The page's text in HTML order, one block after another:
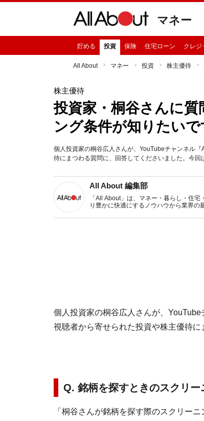
マネー
貯める 投資 保険 住宅ローン クレジ
All About マネー 投資 株主優待
株主優待
投資家・桐谷さんに
ング条件が知りたいで
個人投資家の桐谷広人さんが、YouTubeチャンネル
待にまつわる質問に、回答してくださいました。今回
All About 編集部
「All About」は、マネー・暮らし・住
り豊かに快適にするノウハウから業界
個人投資家の桐谷広人さんが、YouTube
視聴者から寄せられた投資や株主優待に
Q. 銘柄を探すときのスクリ
「桐谷さんが銘柄を探す際のスクリー